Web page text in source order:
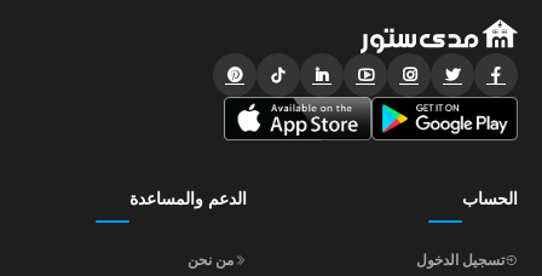
الحساب
تسجيل الدخول
الدعم والمساعدة
من نحن